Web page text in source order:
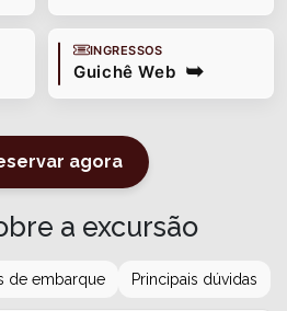
INGRESSOS
Guichê Web
agora
a excursão
de embarque Principais dúvidas